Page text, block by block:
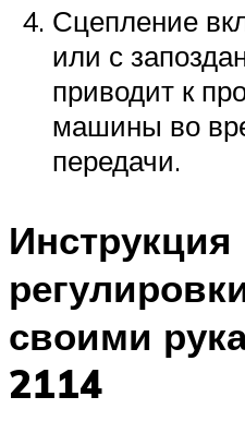
Сцепление
или с
приводит к
машины во
передачи.
Инструкция
своими
2114